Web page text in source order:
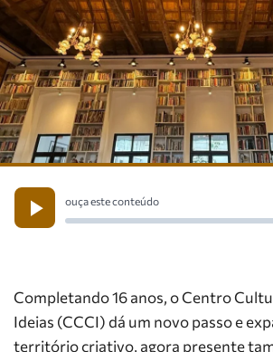
ouça este conteúdo
Completando 16 anos, o Centro
Ideias (CCCI) dá um novo passo e
território criativo, agora presente